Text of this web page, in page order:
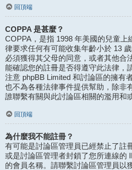
回頂端
COPPA 是甚麼？
COPPA，是指 1998 年美國的兒童上
律要求任何有可能收集年齡小於 13
必須獲得其父母的同意，或者其他合
能確認您的註冊是否得遵守此法律，
注意 phpBB Limited 和討論區的擁有
也不為各種法律事件提供幫助，除非
誰聯繫有關與此討論區相關的濫用和
回頂端
為什麼我不能註冊？
有可能是討論區管理員已經禁止了註
或是討論區管理者封鎖了您所連線的
的會員名稱。請聯繫討論區管理員以